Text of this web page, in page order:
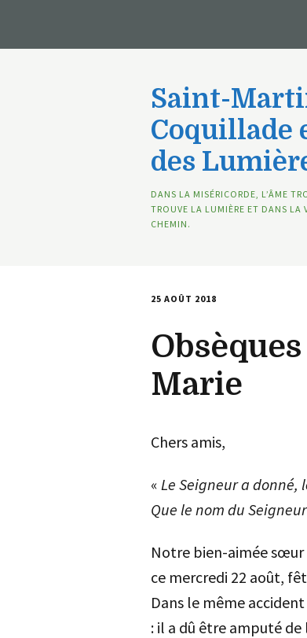
Saint-
Coquillade
des
DANS LA MISÉRICORDE, L’ÂME
TROUVE LA LUMIÈRE ET DANS LA
CHEMIN.
25 AOÛT 2018
Marie
Chers amis,
« Le Seigneur a donné,
Que le nom du
Notre bien-aimée
ce mercredi 22 août,
Dans le même
: il a dû être amputé de